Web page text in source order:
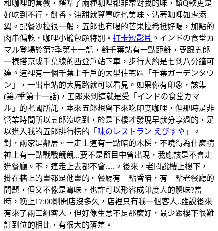
和咖哩的套餐，瞎點了兩種咖哩都非常對我的味，饢Q軟更是
好吃到不行，餅香、油甜就算單吃也美味、沾著咖哩如虎添
翼。配餐沙拉很一般，五郎也有喝的芒果拉希挺好喝，加點的
肉串偏乾，咖哩小籠包頗特別。 打卡短影片 。インドの食堂カ
マル登場於第7季第十一話，離千葉站有一點距離，要跟五郎
一樣搭京成千葉線的西登戶站下車，步行大約是七到八分鐘可
達。這裡有一個千葉上千戶的大型住宅區「千葉ガーデンタウ
ン」，一出車站的大馬路就可以看見。如果你有印象，該集
(第7季第十一話)，五郎來到這就是受「インドの食堂カマ
ル」的老闆所託，本來五郎想留下來吃印度咖哩，但那時是非
營業時間所以五郎沒吃到，於是下樓才發現早就分享過的，足
以進入我的五郎排行榜的「 味のレストラン えびすや 」。
對，兩家是鄰居。一走上這有一點暗的木梯，不曉得為什麼精
神上有一點戰戰競競...要不是節目中曾出現，我應該是不會走
進餐廳。不，連走上去都不會.....。後來，老闆說樓上樓下，
掛在牆上的畫都是他畫的。餐廳有一點昏暗，有一點老餐廳的
問題，但又不像是霉味，也許可以形容成印度人的體味?當
時，晚上17:00剛開店沒多久，店裡只有我一個客人..雖說後來
有來了兩三組客人，但好像生意不是那麼好，最少跟樓下很難
訂到位的相比，有很大的落差。